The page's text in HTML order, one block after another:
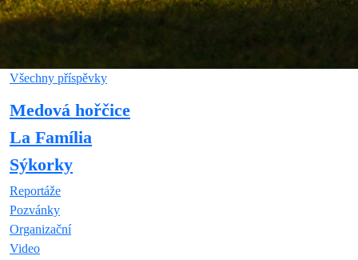
Všechny příspěvky
Medová hořčice
La Família
Sýkorky
Reportáže
Pozvánky
Organizační
Video